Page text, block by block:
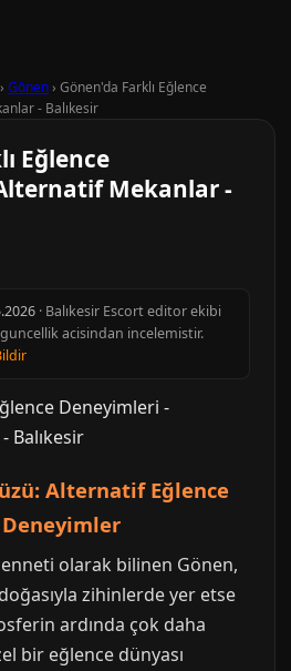
› Gönen› Gönen'da Farklı Eğlence
- Balıkesir
Eğlence
Mekanlar -
· Balıkesir Escort editor ekibi
acisindan incelemistir.
Alternatif Eğlence
Deneyimler
olarak bilinen Gönen,
zihinlerde yer etse
ardında çok daha
bir eğlence dünyası